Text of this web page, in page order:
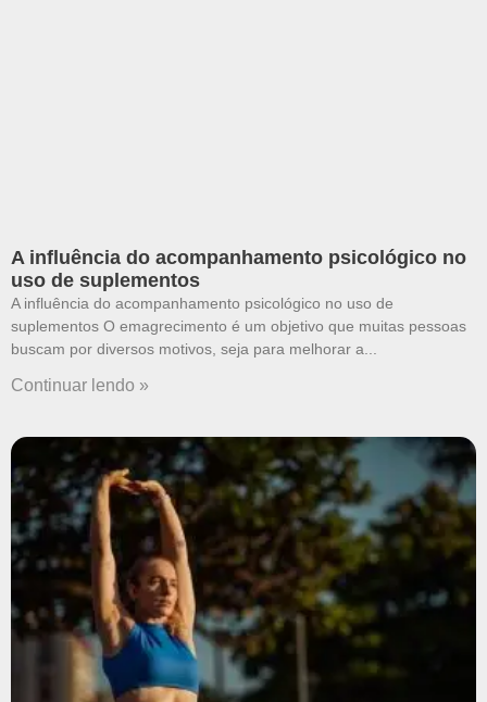
A influência do acompanhamento psicológico no
uso de suplementos
A influência do acompanhamento psicológico no uso de
suplementos O emagrecimento é um objetivo que muitas pessoas
buscam por diversos motivos, seja para melhorar a
Continuar lendo »